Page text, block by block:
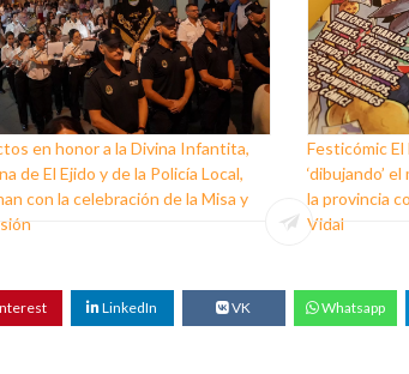
en honor a la Divina Infantita,
de El Ejido y de la Policía Local,
con la celebración de la Misa y
Festicómic El
‘dibujando’
la provincia
Vidal
LinkedIn VK Whatsapp